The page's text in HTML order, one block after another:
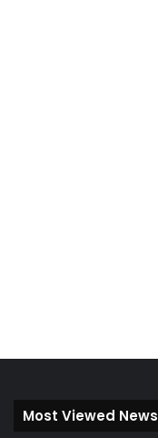
Most Viewed News